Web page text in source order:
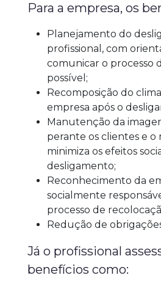
Para a empresa, os
Planejamento do
profissional, com
comunicar o processo
possível;
Recomposição do
empresa após o
Manutenção da
perante os clientes e o
minimiza os efeitos
desligamento;
Reconhecimento da
socialmente
processo de
Redução de
Já o profissional
benefícios como: